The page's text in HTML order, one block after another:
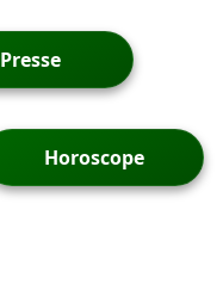
Presse
Horoscope